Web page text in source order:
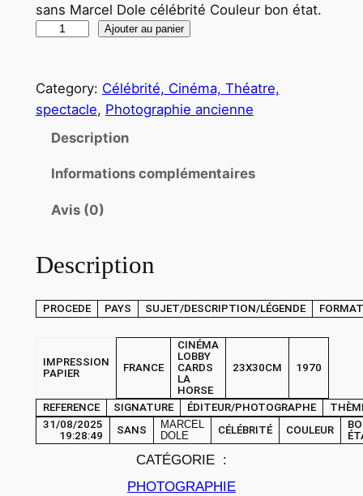
sans Marcel Dole célébrité Couleur bon état.
n
t
H
T
Ajouter au panier
Category: Célébrité, Cinéma, Théatre,
spectacle, Photographie ancienne
Description
Informations complémentaires
Avis (0)
Description
PROCEDE PAYS SUJET/DESCRIPTION/LÉGENDE FORMAT
IMPRESSION
PAPIER
FRANCE
CINÉMA
LOBBY
CARDS
LA
HORSE
23X30CM 1970
REFERENCE SIGNATURE ÉDITEUR/PHOTOGRAPHE
31/08/2025
19:28:49
SANS
MARCEL
DOLE
CÉLÉBRITÉ COULEUR
CATÉGORIE :
PHOTOGRAPHIE